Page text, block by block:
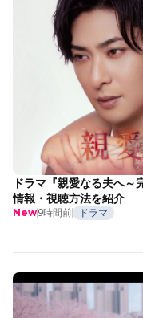
ドラマ『親愛なる夫へ
情報・視聴方法を紹介
New9時間前 ドラマ